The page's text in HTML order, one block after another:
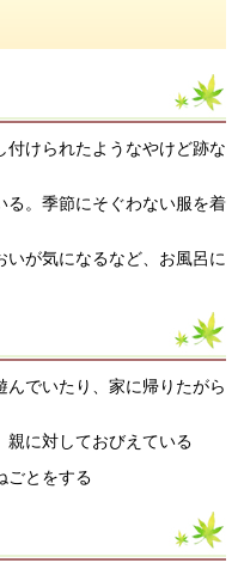
付けられたようなやけど跡な
る。季節にそぐわない服を着
が気になるなど、お風呂に
でいたり、家に帰りたがら
親に対しておびえている
ごとをする